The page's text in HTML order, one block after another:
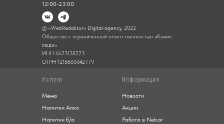
Услуги
Меню
Напитки Алко
Напитки б/а
Информация
Новости
Акции
Работа в Nebar
© «WebRedaktor» Digital-agency, 2022
Общество с ограниченной ответственностью «Какие
люди»
ИНН 6623138223
ОГРН 1216600042779
12:00-23:00